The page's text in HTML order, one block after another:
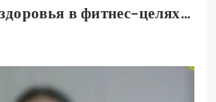
в фитнес-целях